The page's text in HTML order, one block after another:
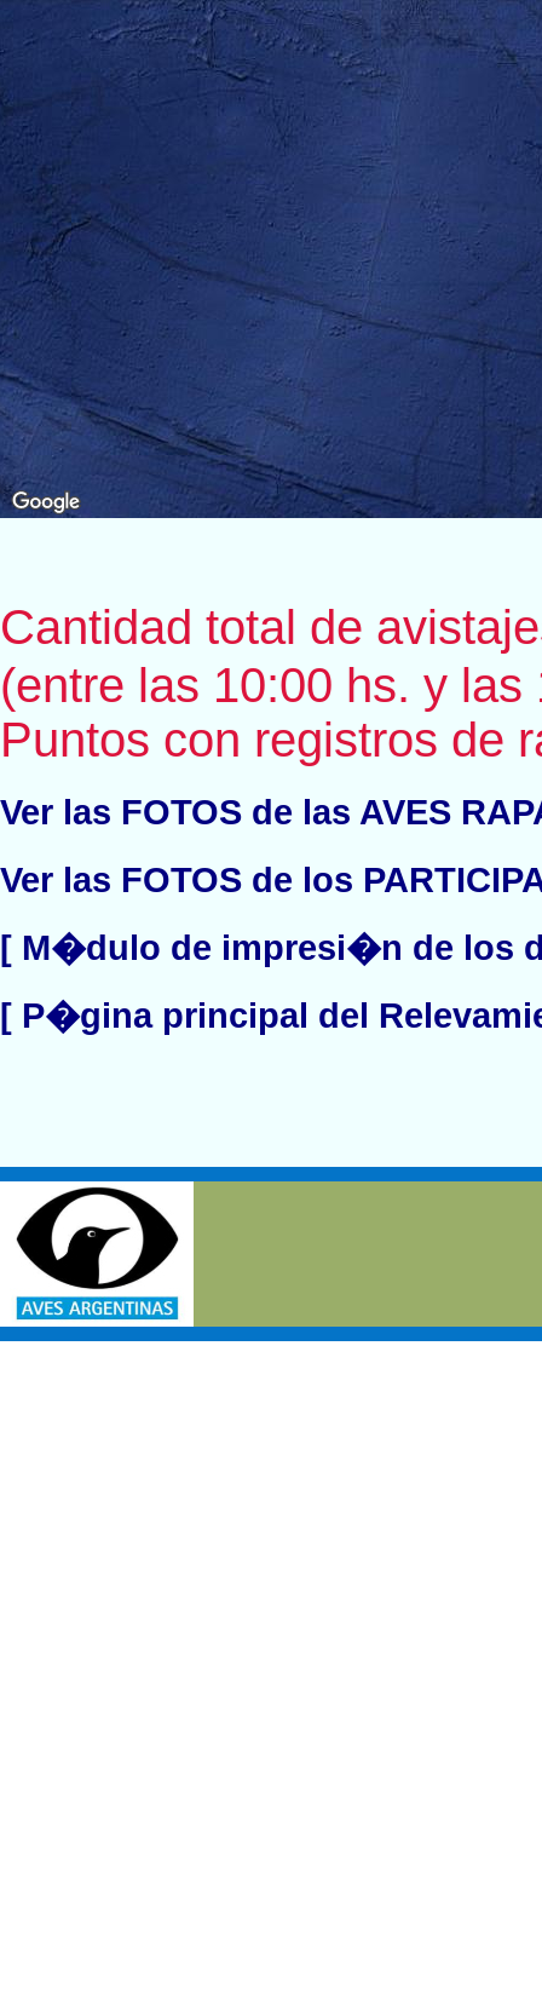
Cantidad total de
(entre las 10:00 hs. y
Puntos con registros de
Ver las FOTOS de las AVES
Ver las FOTOS de los
[ M�dulo de impresi�n de los
[ P�gina principal del